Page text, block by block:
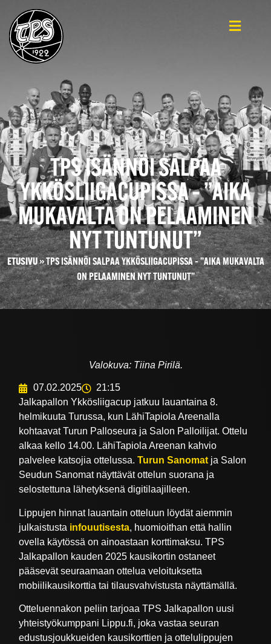
TPS ISÄNNÖI SALPAA
YKKÖSLIIGACUPISSA – ”AIKA
MUKAVALTA ON PELAAMINEN
NYT TUNTUNUT”
ETUSIVU»TPS ISÄNNÖI SALPAA YKKÖSLIIGACUPISSA – ”AIKA MUKAVALTA
ON PELAAMINEN NYT TUNTUNUT”
Valokuva: Tiina Pirilä.
07.02.2025
21:15
Jalkapallon Ykkösliigacup jatkuu lauantaina 8.
helmikuuta Turussa, kun LähiTapiola Areenalla
kohtaavat Turun Palloseura ja Salon Palloilijat. Ottelu
alkaa kello 14.00. LähiTapiola Areenan kahvio
palvelee katsojia ottelussa.Turun Sanomat ja Salon
Seudun Sanomat näyttävät ottelun suorana ja
selostettuna lähetyksenä digitilaajilleen.
Lippujen hinnat lauantain otteluun löydät aiemmin
julkaistusta infouutisesta, huomioithan että hallin
ovella käytössä on ainoastaan korttimaksu. TPS
Jalkapallon kauden 2025 kausikortin ostaneet
pääsevät seuraamaan ottelua veloituksetta
mobiilikausikorttia tai tilausvahvistusta näyttämällä.
Otteluennakon peliin tarjoaa TPS Jalkapallon uusi
yhteistyökumppani Lippu.fi, joka vastaa seuran
edustusjoukkueiden kausikorttien ja ottelulippujen